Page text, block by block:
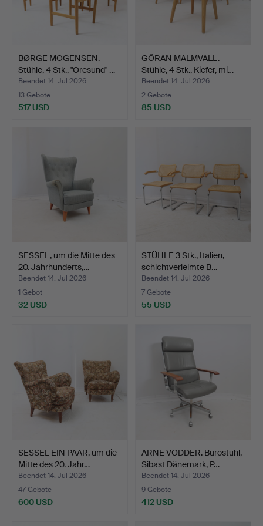
BØRGE MOGENSEN.
Stühle, 4 Stk., "Öresund" …
Beendet 14. Jul 2026
13 Gebote
517 USD
GÖRAN MALMVALL.
Stühle, 4 Stk., Kiefer, mi…
Beendet 14. Jul 2026
2 Gebote
85 USD
SESSEL, um die Mitte des
20. Jahrhunderts,…
Beendet 14. Jul 2026
1 Gebot
32 USD
STÜHLE 3 Stk., Italien,
schichtverleimte B…
Beendet 14. Jul 2026
7 Gebote
55 USD
SESSEL EIN PAAR, um die
Mitte des 20. Jahr…
Beendet 14. Jul 2026
47 Gebote
600 USD
ARNE VODDER. Bürostuhl,
Sibast Dänemark, P…
Beendet 14. Jul 2026
9 Gebote
412 USD